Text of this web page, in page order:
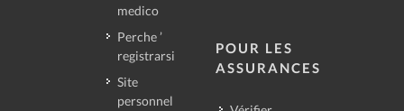
medico
Perche ’
registrarsi
Site
personnel
POUR LES
ASSURANCES